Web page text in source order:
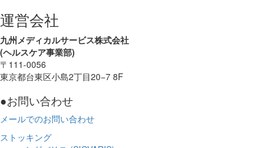
運営会社
九州メディカルサービス株式会社
(ヘルスケア事業部)
〒111-0056
東京都台東区小島2丁目20−7 8F
●お問い合わせ
メールでのお問い合わせ
ストッキング